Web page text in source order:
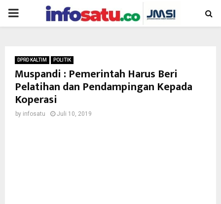
PRIMARY
DPRD KALTIM POLITIK
Muspandi : Pemerintah Harus Beri
Pelatihan dan Pendampingan Kepada
Koperasi
by infosatu Juli 10, 2019